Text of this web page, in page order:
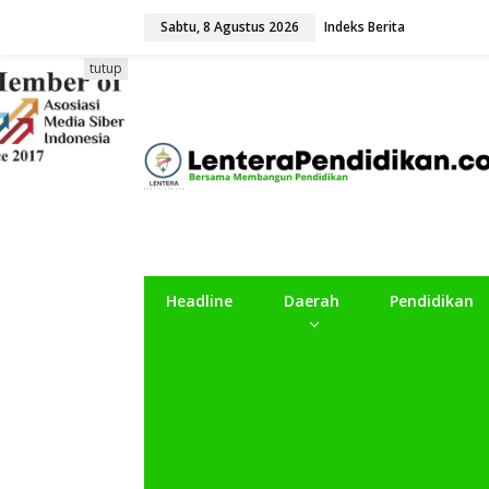
a
t
i
k
e
k
Sabtu, 8 Agustus 2026 Indeks Berita
Headline Daerah Pendidikan
tutup